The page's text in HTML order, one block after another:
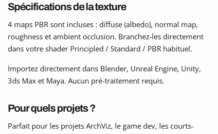
Spécifications de la texture
4 maps PBR sont incluses : diffuse (albedo), normal map,
roughness et ambient occlusion. Branchez-les directement
dans votre shader Principled / Standard / PBR habituel.
Importez directement dans Blender, Unreal Engine, Unity,
3ds Max et Maya. Aucun pré-traitement requis.
Pour quels projets ?
Parfait pour les projets ArchViz, le game dev, les courts-